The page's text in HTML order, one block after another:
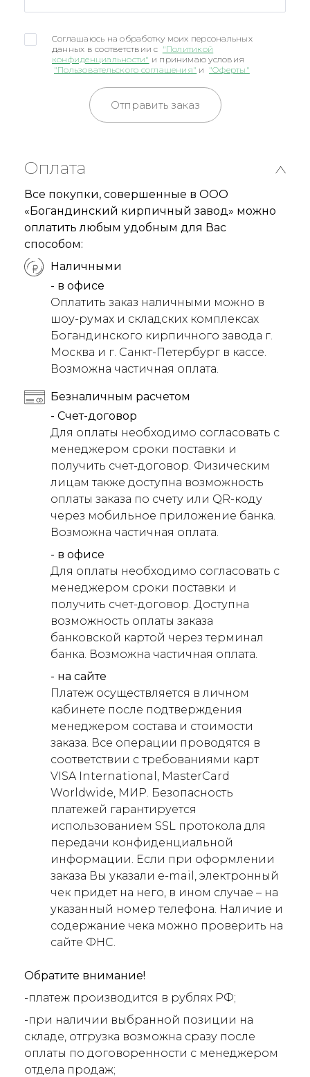
Соглашаюсь на обработку моих персональных
данных в соответствии с "Политикой
конфиденциальности" и принимаю условия
"Пользовательского соглашения" и "Оферты"
Отправить заказ
Оплата
Все покупки, совершенные в ООО
«Богандинский кирпичный завод» можно
оплатить любым удобным для Вас
способом:
Наличными
- в офисе
Оплатить заказ наличными можно в
шоу-румах и складских комплексах
Богандинского кирпичного завода г.
Москва и г. Санкт-Петербург в кассе.
Возможна частичная оплата.
Безналичным расчетом
- Счет-договор
Для оплаты необходимо согласовать с
менеджером сроки поставки и
получить счет-договор. Физическим
лицам также доступна возможность
оплаты заказа по счету или QR-коду
через мобильное приложение банка.
Возможна частичная оплата.
- в офисе
Для оплаты необходимо согласовать с
менеджером сроки поставки и
получить счет-договор. Доступна
возможность оплаты заказа
банковской картой через терминал
банка. Возможна частичная оплата.
- на сайте
Платеж осуществляется в личном
кабинете после подтверждения
менеджером состава и стоимости
заказа. Все операции проводятся в
соответствии с требованиями карт
VISA International, MasterCard
Worldwide, МИР. Безопасность
платежей гарантируется
использованием SSL протокола для
передачи конфиденциальной
информации. Если при оформлении
заказа Вы указали e-mail, электронный
чек придет на него, в ином случае – на
указанный номер телефона. Наличие и
содержание чека можно проверить на
сайте ФНС.
Обратите внимание!
-платеж производится в рублях РФ;
-при наличии выбранной позиции на
складе, отгрузка возможна сразу после
оплаты по договоренности с менеджером
отдела продаж;